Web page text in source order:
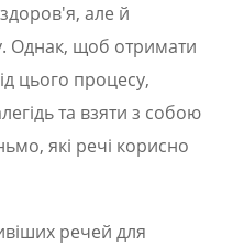
але й
Однак, щоб отримати
цього процесу,
та взяти з собою
які речі корисно
речей для